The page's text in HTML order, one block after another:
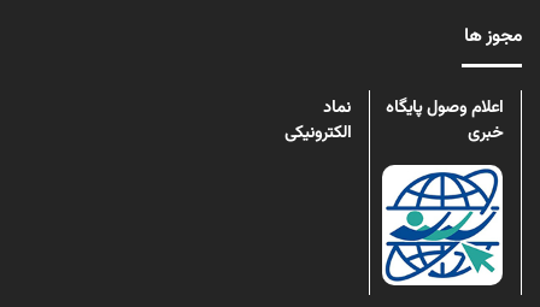
مجوز ها
اعلام وصول پایگاه
خبری
نماد
الکترونیکی